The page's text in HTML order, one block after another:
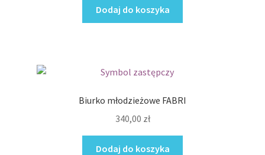
Dodaj do koszyka
Biurko młodzieżowe FABRI
340,00 zł
Dodaj do koszyka